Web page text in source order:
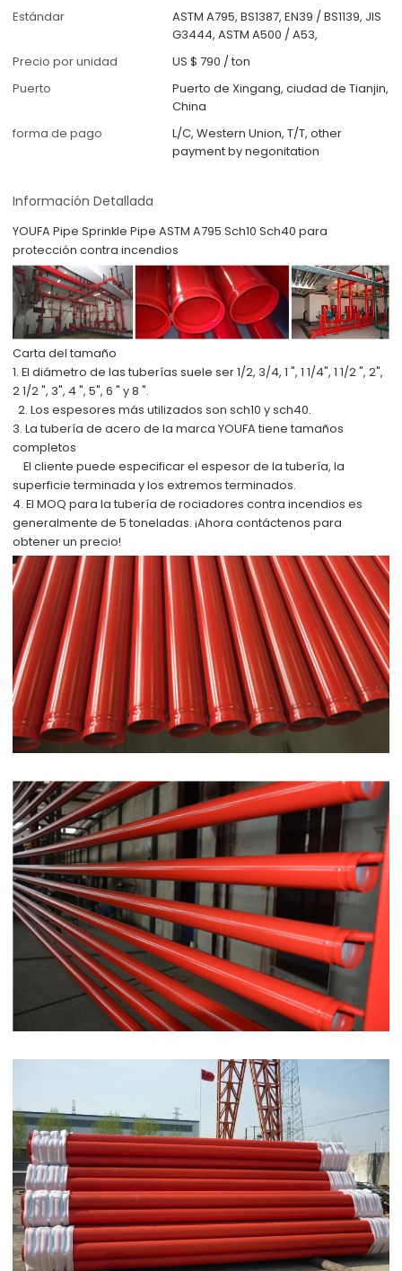
Estándar
ASTM A795, BS1387, EN39 / BS1139, JIS
G3444, ASTM A500 / A53,
Precio por unidad
US $ 790 /ton
Puerto
Puerto de Xingang, ciudad de Tianjin,
China
forma de pago
L/C, Western Union, T/T, other
payment by negonitation
Información Detallada
YOUFA Pipe Sprinkle Pipe ASTM A795 Sch10 Sch40 para
protección contra incendios
Carta del tamaño
1. El diámetro de las tuberías suele ser 1/2, 3/4, 1 ", 1 1/4", 1 1/2 ", 2",
2 1/2 ", 3", 4 ", 5", 6 " y 8 ".
2. Los espesores más utilizados son sch10 y sch40.
3. La tubería de acero de la marca YOUFA tiene tamaños
completos
El cliente puede especificar el espesor de la tubería, la
superficie terminada y los extremos terminados.
4. El MOQ para la tubería de rociadores contra incendios es
generalmente de 5 toneladas. ¡Ahora contáctenos para
obtener un precio!